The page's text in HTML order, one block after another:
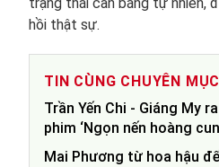
trạng thái cân bằng tự nhiên,
hồi thật sự.
TIN CÙNG CHUYÊN MỤC
Trần Yến Chi - Giáng My
phim ‘Ngọn nến hoàng
Mai Phương từ hoa hậu